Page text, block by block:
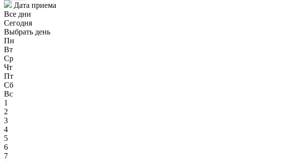
Дата приема
Все дни
Сегодня
Выбрать день
Пн
Вт
Ср
Чт
Пт
Сб
Вс
1
2
3
4
5
6
7